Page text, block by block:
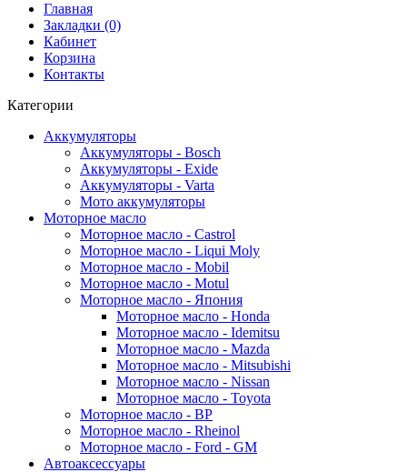
Главная
Закладки (0)
Кабинет
Корзина
Контакты
Категории
Аккумуляторы
Аккумуляторы - Bosch
Аккумуляторы - Exide
Аккумуляторы - Varta
Мото аккумуляторы
Моторное масло
Моторное масло - Castrol
Моторное масло - Liqui Moly
Моторное масло - Mobil
Моторное масло - Motul
Моторное масло - Япония
Моторное масло - Honda
Моторное масло - Idemitsu
Моторное масло - Mazda
Моторное масло - Mitsubishi
Моторное масло - Nissan
Моторное масло - Toyota
Моторное масло - BP
Моторное масло - Rheinol
Моторное масло - Ford - GM
Автоаксессуары